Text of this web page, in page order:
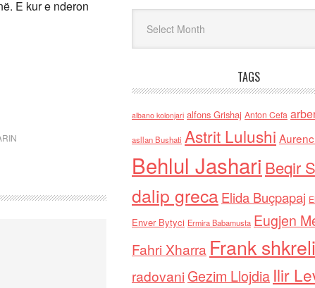
E kur e nderon
TAGS
albano kolonjari alfons Grishaj Anton Cefa
asllan Bushati Astrit Lulushi
Behlul Jashari Beqir
dalip grecaElida Buçpapaj
Enver Bytyci Ermira Babamusta Eugjen
Fahri Xharra Frank shkreli
radovaniGezim Llojdia Ilir